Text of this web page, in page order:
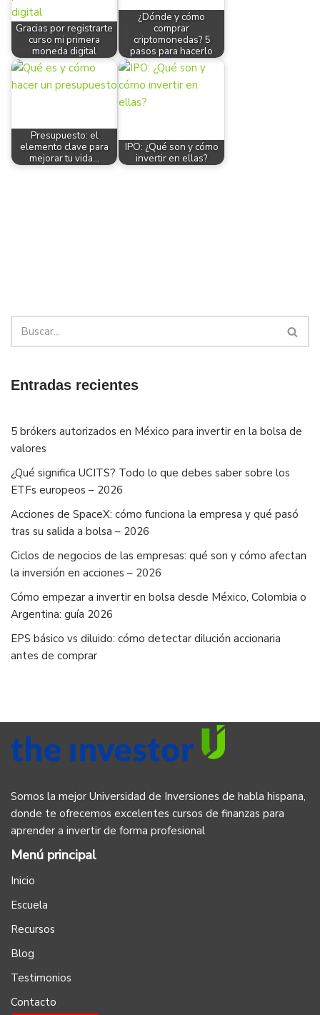
Gracias por registrarte
curso mi primera
moneda digital
¿Dónde y cómo
comprar
criptomonedas? 5
pasos para hacerlo
Presupuesto: el
elemento clave para
mejorar tu vida…
IPO: ¿Qué son y cómo
invertir en ellas?
Entradas recientes
5 brókers autorizados en México para invertir en la bolsa de
valores
¿Qué significa UCITS? Todo lo que debes saber sobre los
ETFs europeos – 2026
Acciones de SpaceX: cómo funciona la empresa y qué pasó
tras su salida a bolsa – 2026
Ciclos de negocios de las empresas: qué son y cómo afectan
la inversión en acciones – 2026
Cómo empezar a invertir en bolsa desde México, Colombia o
Argentina: guía 2026
EPS básico vs diluido: cómo detectar dilución accionaria
antes de comprar
Somos la mejor Universidad de Inversiones de habla hispana,
donde te ofrecemos excelentes cursos de finanzas para
aprender a invertir de forma profesional
Menú principal
Inicio
Escuela
Recursos
Blog
Testimonios
Contacto